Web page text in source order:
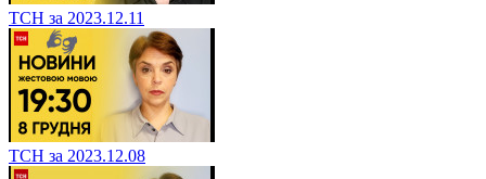
ТСН за 2023.12.11
ТСН за 2023.12.08